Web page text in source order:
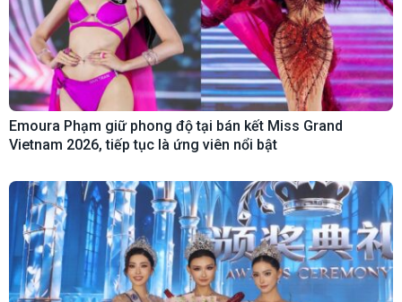
Emoura Phạm giữ phong độ tại bán kết Miss Grand
Vietnam 2026, tiếp tục là ứng viên nổi bật